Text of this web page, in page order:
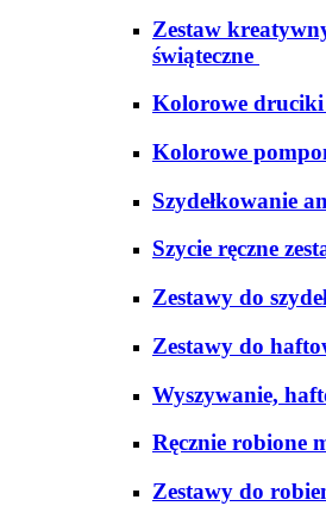
Zestaw
świąteczne
Kolorowe
Kolorowe
Szydełkowanie
Szycie ręczne
Zestawy do
Zestawy do
Wyszywanie,
Ręcznie robione
Zestawy do